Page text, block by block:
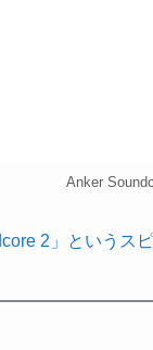
Anker
2」というス